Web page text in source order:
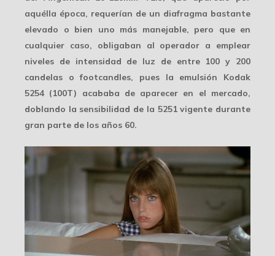
aquélla época, requerían de un diafragma bastante
elevado o bien uno más manejable, pero que en
cualquier caso, obligaban al operador a emplear
niveles de intensidad de luz de entre 100 y 200
candelas o footcandles, pues la emulsión Kodak
5254 (100T) acababa de aparecer en el mercado,
doblando la sensibilidad de la 5251 vigente durante
gran parte de los años 60.